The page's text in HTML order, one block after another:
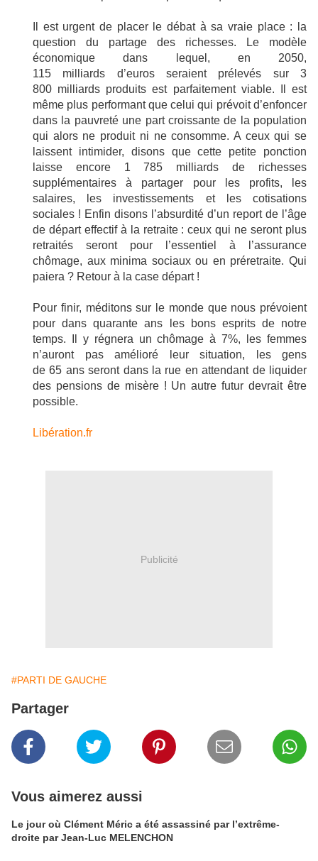
Il est urgent de placer le débat à sa vraie place : la
question du partage des richesses. Le modèle
économique dans lequel, en 2050,
115 milliards d’euros seraient prélevés sur 3
800 milliards produits est parfaitement viable. Il est
même plus performant que celui qui prévoit d’enfoncer
dans la pauvreté une part croissante de la population
qui alors ne produit ni ne consomme. A ceux qui se
laissent intimider, disons que cette petite ponction
laisse encore 1 785 milliards de richesses
supplémentaires à partager pour les profits, les
salaires, les investissements et les cotisations
sociales ! Enfin disons l’absurdité d’un report de l’âge
de départ effectif à la retraite : ceux qui ne seront plus
retraités seront pour l’essentiel à l’assurance
chômage, aux minima sociaux ou en préretraite. Qui
paiera ? Retour à la case départ !
Pour finir, méditons sur le monde que nous prévoient
pour dans quarante ans les bons esprits de notre
temps. Il y régnera un chômage à 7%, les femmes
n’auront pas amélioré leur situation, les gens
de 65 ans seront dans la rue en attendant de liquider
des pensions de misère ! Un autre futur devrait être
possible.
Libération.fr
Publicité
#PARTI DE GAUCHE
Partager
Vous aimerez aussi
Le jour où Clément Méric a été assassiné par l’extrême-
droite par Jean-Luc MELENCHON